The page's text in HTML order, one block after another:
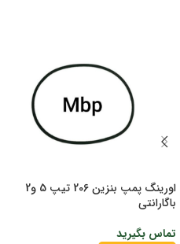
اورینگ پمپ بنزین 206 تیپ 5 و2
باگارانتی
تماس بگیرید